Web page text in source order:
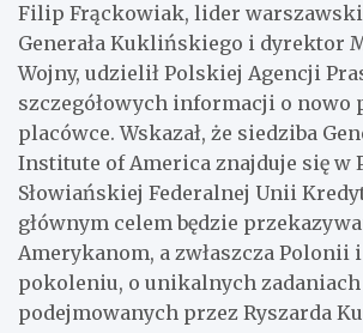
Filip Frąckowiak, lider
Generała Kuklińskiego i dyrektor
Wojny, udzielił Polskiej Agencji
szczegółowych informacji o nowo
placówce. Wskazał, że siedziba
Institute of America znajduje się w
Słowiańskiej Federalnej Unii
głównym celem będzie
Amerykanom, a zwłaszcza Polonii
pokoleniu, o unikalnych zadaniach
podejmowanych przez Ryszarda